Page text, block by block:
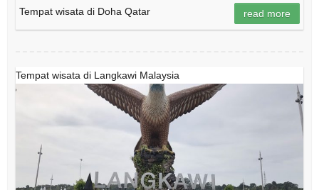
Tempat wisata di Doha Qatar read more
Tempat wisata di Langkawi Malaysia